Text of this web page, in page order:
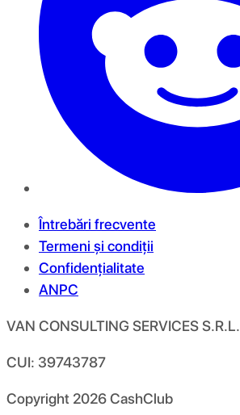
Întrebări frecvente
Termeni și condiții
Confidențialitate
ANPC
VAN CONSULTING SERVICES S.R.L.
CUI: 39743787
Copyright 2026CashClub